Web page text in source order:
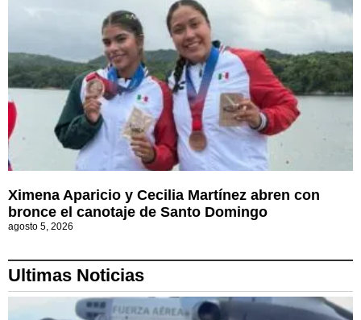
Ximena Aparicio y Cecilia Martínez abren con
bronce el canotaje de Santo Domingo
agosto 5, 2026
Ultimas Noticias